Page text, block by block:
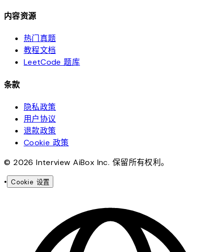
内容资源
热门真题
教程文档
LeetCode 题库
条款
隐私政策
用户协议
退款政策
Cookie 政策
© 2026 Interview AiBox Inc. 保留所有权利。
• Cookie 设置